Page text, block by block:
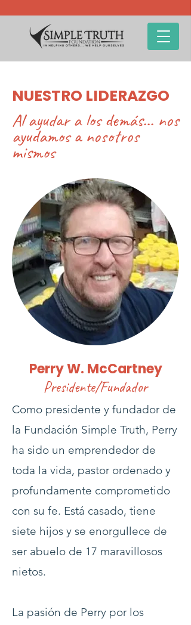
NUESTRO LIDERAZGO
Al ayudar a los demás... nos
ayudamos a nosotros
mismos
Perry W. McCartney
Presidente/Fundador
Como presidente y fundador de
la Fundación Simple Truth, Perry
ha sido un emprendedor de
toda la vida, pastor ordenado y
profundamente comprometido
con su fe. Está casado, tiene
siete hijos y se enorgullece de
ser abuelo de 17 maravillosos
nietos.
La pasión de Perry por los